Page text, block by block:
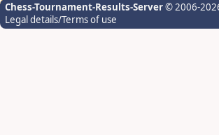
Chess-Tournament-Results-Server© 2006-
Legal details/Terms of use